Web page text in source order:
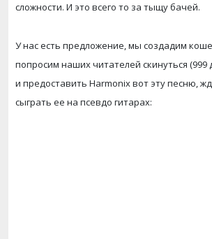
сложности. И это всего то за тыщу бачей.
У нас есть предложение, мы создадим
попросим наших читателей скинуться (999
и предоставить Harmonix вот эту песню,
сыграть ее на псевдо гитарах: